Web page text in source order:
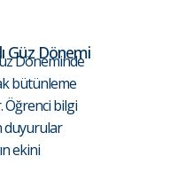
Güz Dönemi
Döneminde
bütünleme
Öğrenci bilgi
duyurular
ekini